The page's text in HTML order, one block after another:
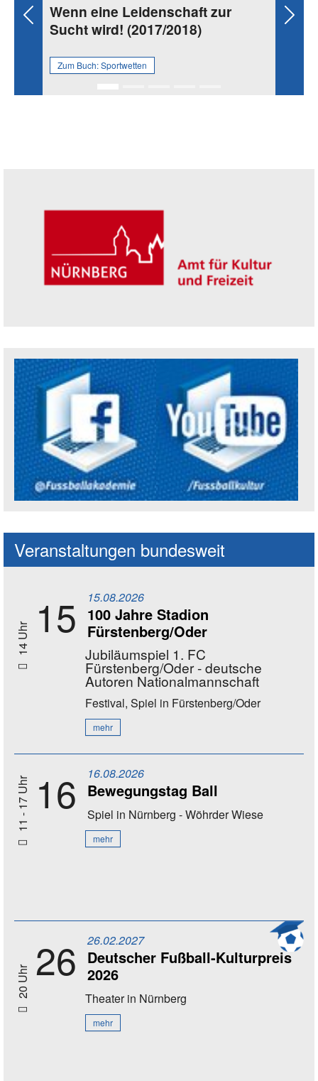
Wenn eine Leidenschaft zur
Sucht wird! (2017/2018)
Zum Buch:Sportwetten
Previous Next
Veranstaltungen bundesweit
14 Uhr 15 15.08.2026
100 Jahre Stadion
Fürstenberg/Oder
Jubiläumspiel 1. FC
Fürstenberg/Oder - deutsche
Autoren Nationalmannschaft
Festival, Spiel in Fürstenberg/Oder
mehr
11 - 17 Uhr 16 16.08.2026
Bewegungstag Ball
Spiel in Nürnberg - Wöhrder Wiese
mehr
20 Uhr 26 26.02.2027
Deutscher Fußball-Kulturpreis
2026
Theaterin Nürnberg
mehr